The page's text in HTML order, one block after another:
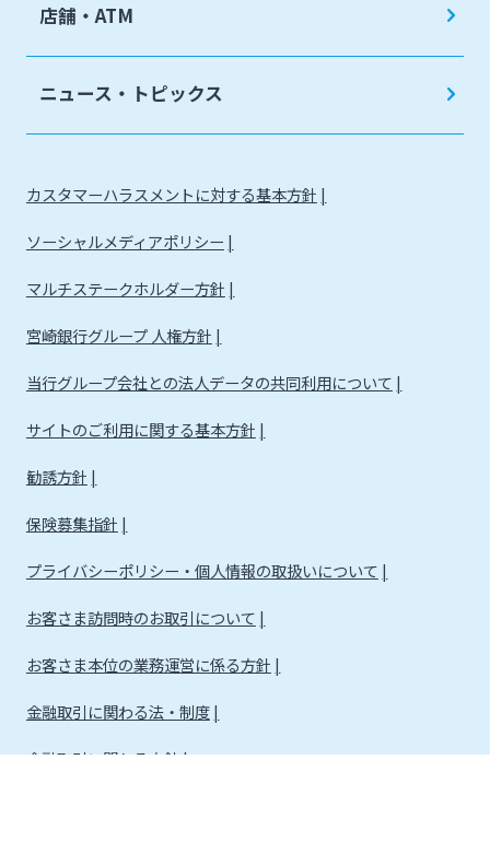
店舗・ATM
ニュース・トピックス
カスタマーハラスメントに対する基本方針
ソーシャルメディアポリシー
マルチステークホルダー方針
宮崎銀行グループ 人権方針
当行グループ会社との法人データの共同利用について
サイトのご利用に関する基本方針
勧誘方針
保険募集指針
プライバシーポリシー・個人情報の取扱いについて
お客さま訪問時のお取引について
お客さま本位の業務運営に係る方針
金融取引に関わる法・制度
金融取引に関わる方針